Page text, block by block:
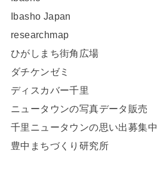
Ibasho Japan
researchmap
ひがしまち街角広場
ダチケンゼミ
ディスカバー千里
ニュータウンの写真データ販売
千里ニュータウンの思い出募集中
豊中まちづくり研究所